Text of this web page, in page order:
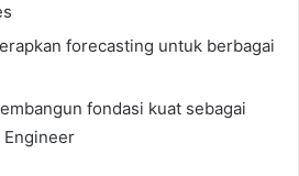
forecasting untuk berbagai
fondasi kuat sebagai
Engineer